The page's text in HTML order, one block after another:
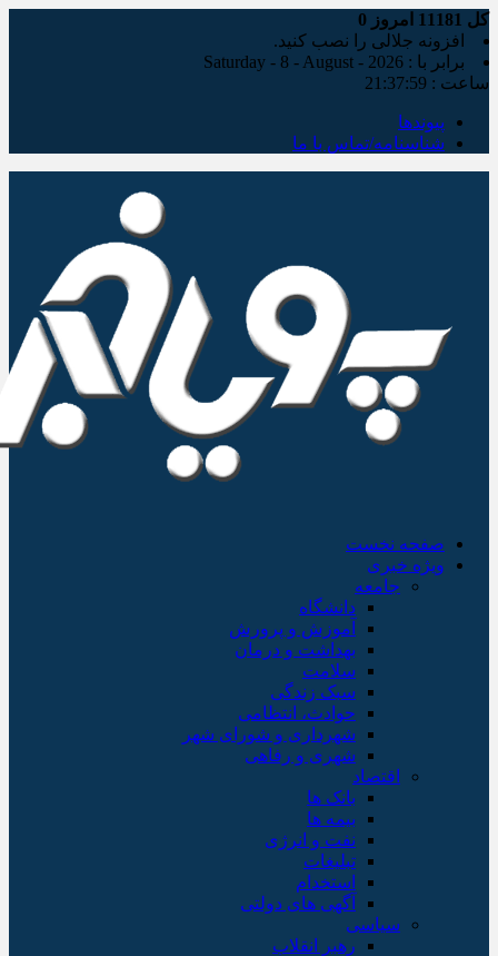
کل امروز 0
افزونه جلالی را نصب کنید.
برابر با : Saturday - 8 - August - 2026
ساعت : 21:38:00
پیوندها
شناسنامه/تماس با ما
صفحه نخست
ویژه خبری
جامعه
دانشگاه
آموزش و پرورش
بهداشت و درمان
سلامت
سبک زندگی
حوادث، انتظامی
شهرداری و شورای شهر
شهری و رفاهی
اقتصاد
بانک ها
بیمه ها
نفت و انرژی
تبلیغات
استخدام
آگهی های دولتی
سیاسی
رهبر انقلاب